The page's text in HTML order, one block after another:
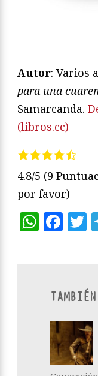
Autor: Varios
para una
Samarcanda.
(libros.cc)
4.8/5 (9
por favor)